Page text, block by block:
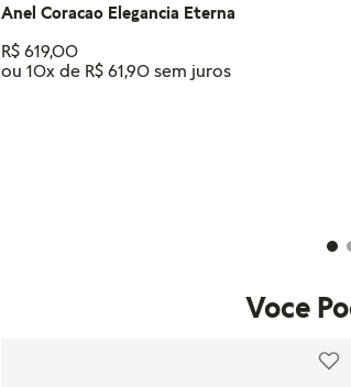
Anel Coracao Elegancia Eterna
R$ 619,00
ou 10x de R$ 61,90
Voce